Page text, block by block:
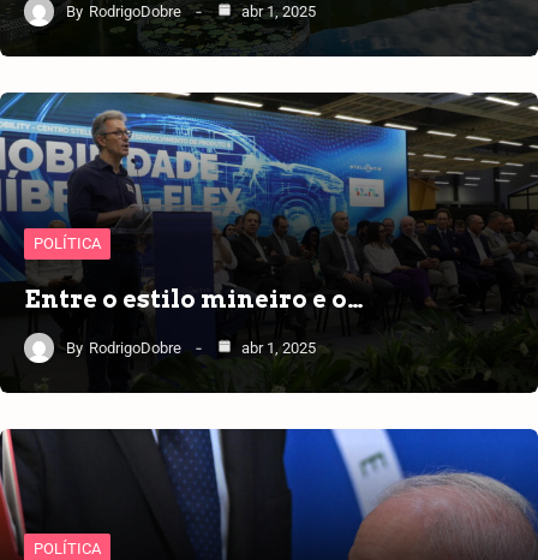
By RodrigoDobre abr 1, 2025
POLÍTICA
Entre o estilo mineiro e o…
By RodrigoDobre abr 1, 2025
POLÍTICA